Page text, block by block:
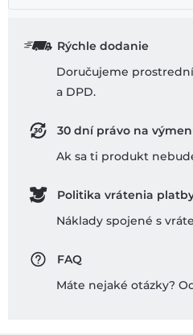
Rýchle dodanie
Doručujeme
a DPD.
30 dní právo na
Ak sa ti produkt
Politika vrátenia
Náklady spojené s
FAQ
Máte nejaké otázky?